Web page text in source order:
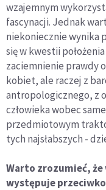
wzajemnym
fascynacji. Jednak
niekoniecznie wynika
się w kwestii
zaciemnienie prawdy
kobiet, ale raczej z
antropologicznego, z
człowieka wobec
przedmiotowym
tych najsłabszych -
Warto zrozumieć,
występuje